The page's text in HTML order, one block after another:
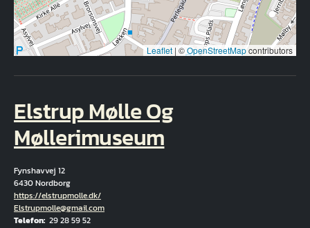
Leaflet | ©OpenStreetMapcontributors
Elstrup Mølle Og
Møllerimuseum
Fynshavvej 12
6430 Nordborg
Hjemmeside
https://elstrupmolle.dk/
E-Mail
Elstrupmolle@gmail.com
Telefon 29 28 59 52